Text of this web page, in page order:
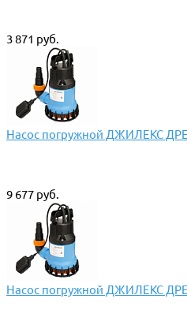
3 871 руб.
Насос погружной ДЖИЛЕКС
9 677 руб.
Насос погружной ДЖИЛЕКС